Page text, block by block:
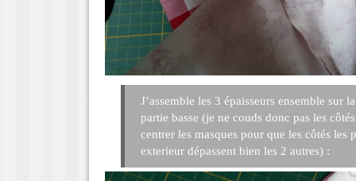
J’assemble les 3 épaisseurs ensemble sur
partie basse (je ne couds donc pas les
centrer les masques pour que les côtés les
exterieur dépassent bien les 2 autres) :